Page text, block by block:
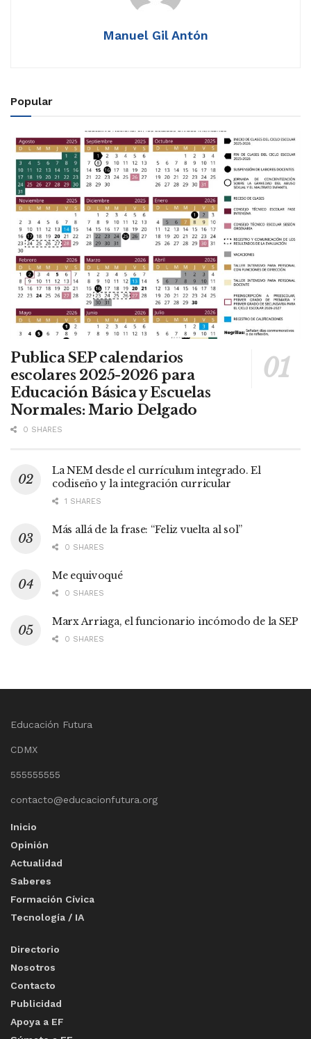
Manuel Gil Antón
Popular
Publica SEP calendarios
escolares 2025-2026 para
Educación Básica y Escuelas
Normales: Mario Delgado
0 SHARES
La NEM desde el currículum integrado. El
codiseño y la integración curricular
1 SHARES
Más allá de la frase: “Feliz vuelta al sol”
0 SHARES
Me equivoqué
0 SHARES
Marx Arriaga, el funcionario incómodo de la SEP
0 SHARES
Educación Futura
CDMX
555555555
contacto@educacionfutura.org
Inicio
Opinión
Actualidad
Saberes
Formación Cívica
Tecnología / IA
Directorio
Nosotros
Contacto
Publicidad
Apoya a EF